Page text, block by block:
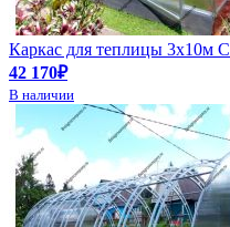
Каркас для теплицы 3х10м
42 170₽
В наличии